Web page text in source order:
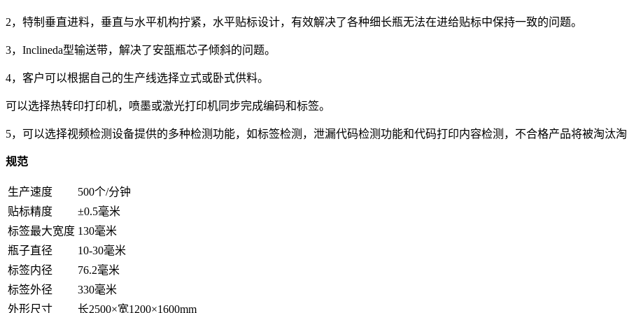
2，特制垂直进料，垂直与水平机构拧紧，水平贴标设计，有效解决了各种细长瓶无法在进给贴标中保持一致的问题。
3，Inclineda型输送带，解决了安瓿瓶芯子倾斜的问题。
4，客户可以根据自己的生产线选择立式或卧式供料。
可以选择热转印打印机，喷墨或激光打印机同步完成编码和标签。
5，可以选择视频检测设备提供的多种检测功能，如标签检测，泄漏代码检测功能和代码打印内容检测，不合格产品将被淘汰
规范
生产速度
500个/分钟
贴标精度
±0.5毫米
标签最大宽度 130毫米
瓶子直径
10-30毫米
标签内径
76.2毫米
标签外径
330毫米
外形尺寸
长2500×宽1200×1600mm